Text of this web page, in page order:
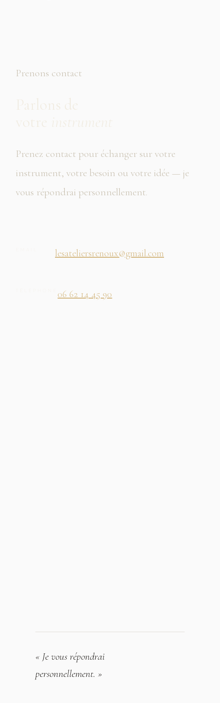
Prenons contact
Parlons de
votre instrument
Prenez contact pour échanger sur votre
instrument, votre besoin ou votre idée — je
vous répondrai personnellement.
lesateliersrenoux@gmail.com
06 62 14 45 90
« Je vous répondrai
personnellement. »